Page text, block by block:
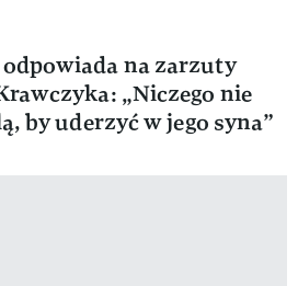
na zarzuty
„Niczego nie
by uderzyć w jego syna”